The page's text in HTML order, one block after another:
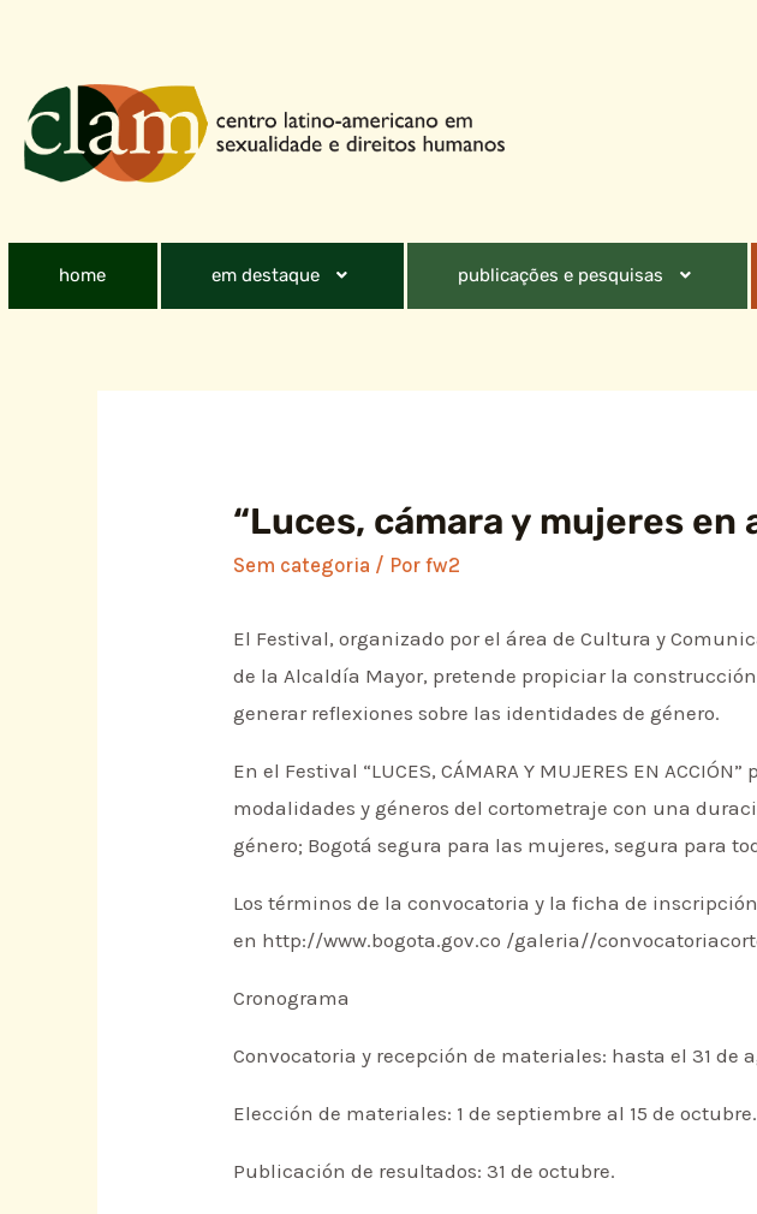
home em destaque publicações e pesquisas
“Luces, cámara y mujeres en
Sem categoria / Porfw2
El Festival, organizado por el área de Cultura y
de la Alcaldía Mayor, pretende propiciar la
generar reflexiones sobre las identidades de género.
En el Festival “LUCES, CÁMARA Y MUJERES EN
modalidades y géneros del cortometraje con una
género; Bogotá segura para las mujeres, segura para
Los términos de la convocatoria y la ficha de
en http://www.bogota.gov.co /galeria//
Cronograma
Convocatoria y recepción de materiales: hasta el 31 de
Elección de materiales: 1 de septiembre al 15 de octubre.
Publicación de resultados: 31 de octubre.